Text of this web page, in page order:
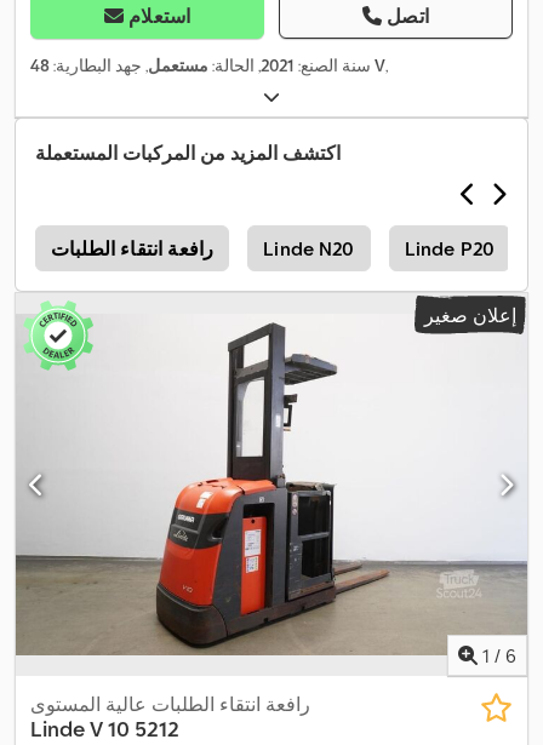
استعلام اتصل
سنة الصنع: 2021, الحالة: مستعمل, جهد البطارية: 48 V,
اكتشف المزيد من المركبات المستعملة
رافعة انتقاء الطلبات Linde N20 Linde P20
إعلان صغير
1 / 6
رافعة انتقاء الطلبات عالية المستوى
LindeV 10 5212